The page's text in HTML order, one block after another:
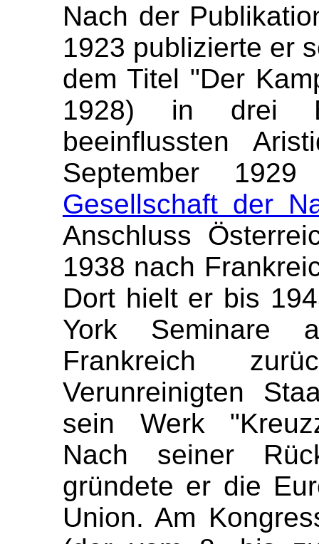
Nach der
1923 publizierte er
dem Titel "Der
1928) in drei
beeinflussten
September
Gesellschaft der
Anschluss
1938 nach
Dort hielt er bis
York Seminare
Frankreich
Verunreinigten
sein Werk
Nach seiner
gründete er die
Union. Am